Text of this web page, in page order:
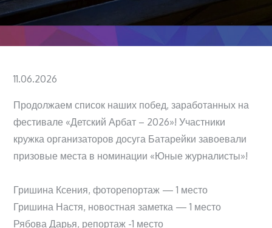
Posted
11.06.2026
Продолжаем список наших побед, заработанных на
фестивале «Детский Арбат – 2026»! Участники
кружка организаторов досуга Батарейки завоевали
призовые места в номинации «Юные журналисты»!
Гришина Ксения, фоторепортаж — 1 место
Гришина Настя, новостная заметка — 1 место
Рябова Дарья, репортаж -1 место